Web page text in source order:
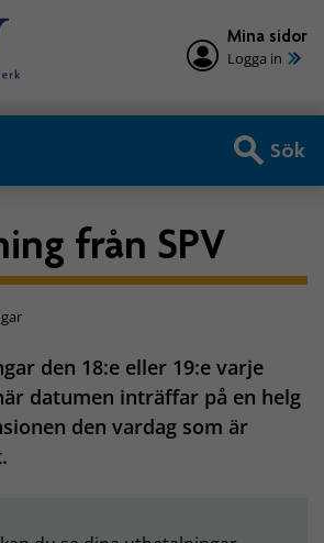
Mina sidor
Logga in
Sök
från SPV
den 18:e eller 19:e varje
datumen inträffar på en helg
den vardag som är